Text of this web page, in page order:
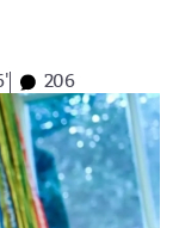
206